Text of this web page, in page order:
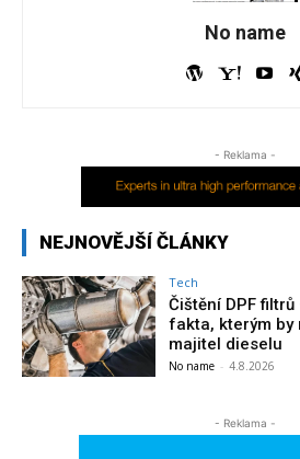
No name
- Reklama -
NEJNOVĚJŠÍ ČLÁNKY
Tech
Čištění DPF
fakta, kterým by
majitel dieselu
No name - 4.8.2026
- Reklama -